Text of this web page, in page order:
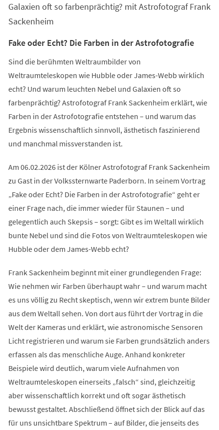
Galaxien oft so farbenprächtig? mit Astrofotograf Frank
Sackenheim
Fake oder Echt? Die Farben in der Astrofotografie
Sind die berühmten Weltraumbilder von
Weltraumteleskopen wie Hubble oder James-Webb wirklich
echt? Und warum leuchten Nebel und Galaxien oft so
farbenprächtig? Astrofotograf Frank Sackenheim erklärt, wie
Farben in der Astrofotografie entstehen – und warum das
Ergebnis wissenschaftlich sinnvoll, ästhetisch faszinierend
und manchmal missverstanden ist.
Am 06.02.2026 ist der Kölner Astrofotograf Frank Sackenheim
zu Gast in der Volkssternwarte Paderborn. In seinem Vortrag
„Fake oder Echt? Die Farben in der Astrofotografie“ geht er
einer Frage nach, die immer wieder für Staunen – und
gelegentlich auch Skepsis – sorgt: Gibt es im Weltall wirklich
bunte Nebel und sind die Fotos von Weltraumteleskopen wie
Hubble oder dem James-Webb echt?
Frank Sackenheim beginnt mit einer grundlegenden Frage:
Wie nehmen wir Farben überhaupt wahr – und warum macht
es uns völlig zu Recht skeptisch, wenn wir extrem bunte Bilder
aus dem Weltall sehen. Von dort aus führt der Vortrag in die
Welt der Kameras und erklärt, wie astronomische Sensoren
Licht registrieren und warum sie Farben grundsätzlich anders
erfassen als das menschliche Auge. Anhand konkreter
Beispiele wird deutlich, warum viele Aufnahmen von
Weltraumteleskopen einerseits „falsch“ sind, gleichzeitig
aber wissenschaftlich korrekt und oft sogar ästhetisch
bewusst gestaltet. Abschließend öffnet sich der Blick auf das
für uns unsichtbare Spektrum – auf Bilder, die jenseits des